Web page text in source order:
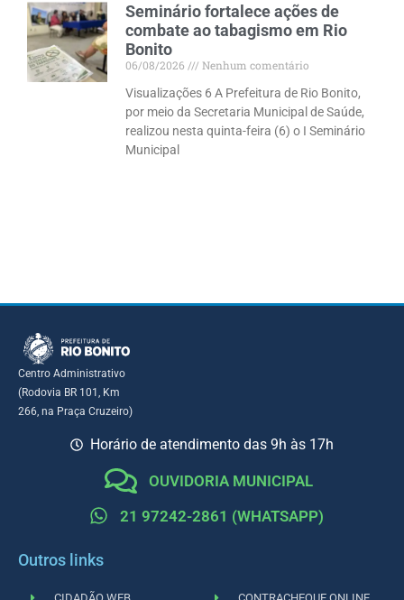
Seminário fortalece ações de
combate ao tabagismo em Rio
Bonito
06/08/2026
Nenhum comentário
Visualizações 6 A Prefeitura de Rio Bonito,
por meio da Secretaria Municipal de Saúde,
realizou nesta quinta-feira (6) o I Seminário
Municipal
Centro Administrativo
(Rodovia BR 101, Km
266, na Praça Cruzeiro)
Horário de atendimento das 9h às 17h
OUVIDORIA MUNICIPAL
21 97242-2861 (WHATSAPP)
Outros links